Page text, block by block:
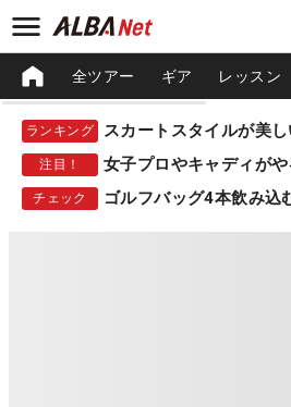
全ツアー ギア レッスン
ランキング スカートスタイルが美
注目！
チェック